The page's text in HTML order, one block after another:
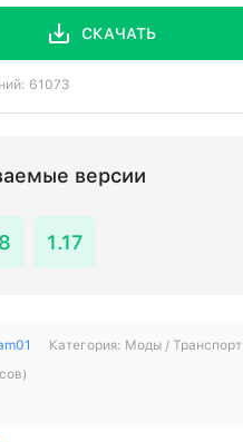
СКАЧАТЬ
61073
версии
1.17
Категория: Моды / Транспорт